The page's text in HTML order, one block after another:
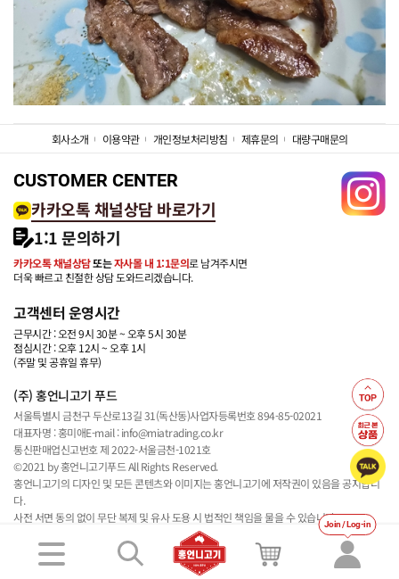
Join / Log-in
회사소개 이용약관 개인정보처리방침 제휴문의 대량구매문의
CUSTOMER CENTER
카카오톡 채널상담 바로가기
1:1 문의하기
카카오톡 채널상담또는자사몰 내 1:1문의로 남겨주시면
더욱 빠르고 친절한 상담 도와드리겠습니다.
고객센터 운영시간
근무시간 : 오전 9시 30분 ~ 오후 5시 30분
점심시간 : 오후 12시 ~ 오후 1시
(주말 및 공휴일 휴무)
(주) 홍언니고기 푸드
서울특별시 금천구 두산로13길 31(독산동)사업자등록번호 894-85-02021
대표자명 : 홍미애E-mail : info@miatrading.co.kr
통신판매업신고번호 제 2022-서울금천-1021호
©2021 by 홍언니고기푸드 All Rights Reserved.
홍언니고기의 디자인 및 모든 콘텐츠와 이미지는 홍언니고기에 저작권이 있음을 공지합니
다.
사전 서면 동의 없이 무단 복제 및 유사 도용 시 법적인 책임을 물을 수 있습니다.